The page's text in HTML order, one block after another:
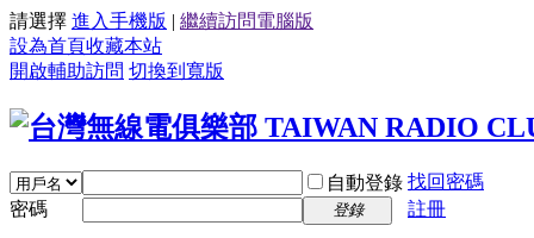
請選擇 進入手機版 | 繼續訪問電腦版
設為首頁收藏本站
開啟輔助訪問 切換到寬版
自動登錄 找回密碼
密碼
登錄 註冊